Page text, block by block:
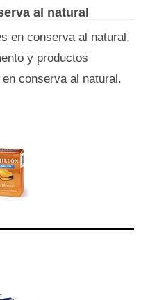
al natural
en conserva al natural,
y productos
conserva al natural.